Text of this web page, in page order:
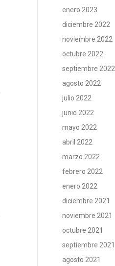
enero 2023
diciembre 2022
noviembre 2022
octubre 2022
septiembre 2022
agosto 2022
julio 2022
junio 2022
mayo 2022
abril 2022
marzo 2022
febrero 2022
enero 2022
diciembre 2021
noviembre 2021
octubre 2021
septiembre 2021
agosto 2021